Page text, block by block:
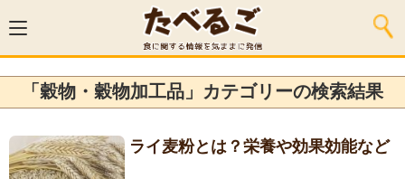
「穀物・穀物加工品」カテゴリーの検索結果
ライ麦粉とは？栄養や効果効能など